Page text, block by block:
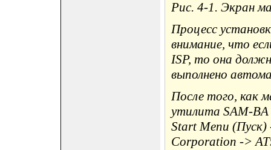
Рис. 4-1. Экран
Процесс
внимание, что
ISP, то она
выполнено
После того, как
утилита SAM-BA
Start Menu
Corporation ->